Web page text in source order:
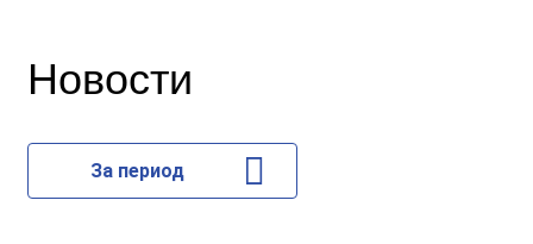
Новости
За период